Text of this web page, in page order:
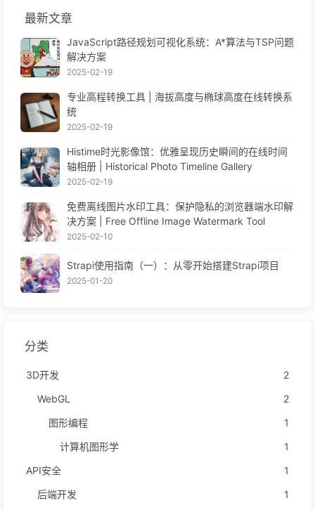
最新文章
JavaScript路径规划可视化系统：A*算法与TSP问题
解决方案
2025-02-19
专业高程转换工具 | 海拔高度与椭球高度在线转换系
统
2025-02-19
Histime时光影像馆：优雅呈现历史瞬间的在线时间
轴相册 | Historical Photo Timeline Gallery
2025-02-19
免费离线图片水印工具：保护隐私的浏览器端水印解
决方案 | Free Offline Image Watermark Tool
2025-02-10
Strapi使用指南（一）：从零开始搭建Strapi项目
2025-01-20
分类
3D开发
2
WebGL
2
图形编程
1
计算机图形学
1
API安全
1
后端开发
1